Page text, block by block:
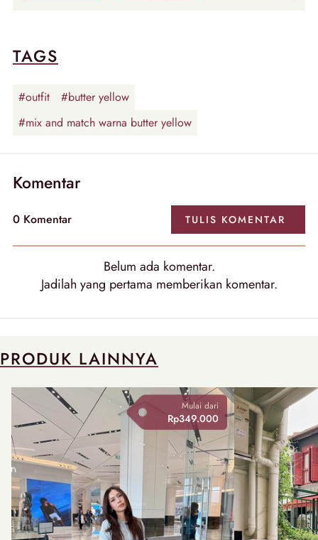
TAGS
#outfit
#butter yellow
#mix and match warna butter yellow
Komentar
0 Komentar TULIS KOMENTAR
Belum ada komentar.
Jadilah yang pertama memberikan komentar.
PRODUK LAINNYA
Mulai dari
Rp349.000